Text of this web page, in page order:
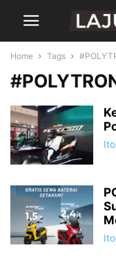
Home Tags